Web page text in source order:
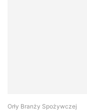
Orły Branży Spożywczej